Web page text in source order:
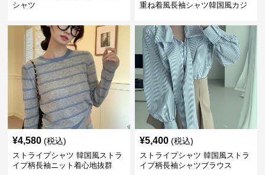
シャツ
重ね着風長袖シャツ韓国風カジ
¥4,580 (税込)
ストライプシャツ 韓国風ストラ
イプ柄長袖ニット着心地抜群
¥5,400 (税込)
ストライプシャツ 韓国風ストラ
イプ柄長袖シャツブラウス